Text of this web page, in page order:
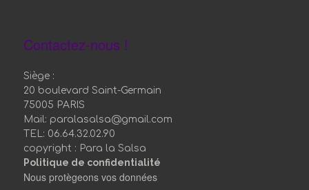
Contactez-nous !
Siège :
20 boulevard Saint-Germain
75005 PARIS
Mail: paralasalsa@gmail.com
TEL: 06.64.32.02.90
copyright : Para la Salsa
Politique de confidentialité
Nous protègeons vos données